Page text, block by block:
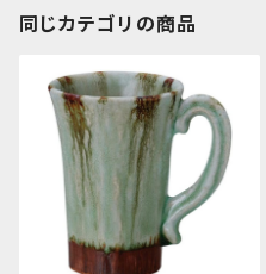
同じカテゴリの商品